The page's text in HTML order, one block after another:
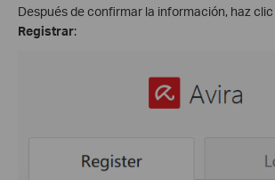
Después de confirmar la información, haz
Registrar: